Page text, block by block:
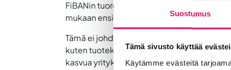
Suostumus
Tämä sivusto käyttää
Käytämme evästeitä
FiBANin tuore tutkimus
mukaan ensimmäinen enkelisijoitus
Tämä ei johdu pelkästään rahan
kuten tuotekehitykseen, myyntiin ja
kasvua yrityksiltä, joihin he sijoittavat.